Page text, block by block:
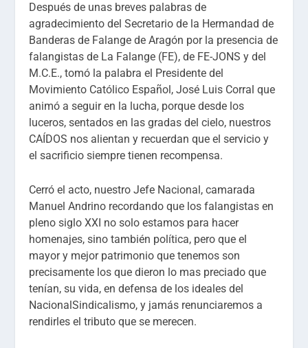
Después de unas breves palabras de
agradecimiento del Secretario de la Hermandad de
Banderas de Falange de Aragón por la presencia de
falangistas de La Falange (FE), de FE-JONS y del
M.C.E., tomó la palabra el Presidente del
Movimiento Católico Español, José Luis Corral que
animó a seguir en la lucha, porque desde los
luceros, sentados en las gradas del cielo, nuestros
CAÍDOS nos alientan y recuerdan que el servicio y
el sacrificio siempre tienen recompensa.
Cerró el acto, nuestro Jefe Nacional, camarada
Manuel Andrino recordando que los falangistas en
pleno siglo XXI no solo estamos para hacer
homenajes, sino también política, pero que el
mayor y mejor patrimonio que tenemos son
precisamente los que dieron lo mas preciado que
tenían, su vida, en defensa de los ideales del
NacionalSindicalismo, y jamás renunciaremos a
rendirles el tributo que se merecen.